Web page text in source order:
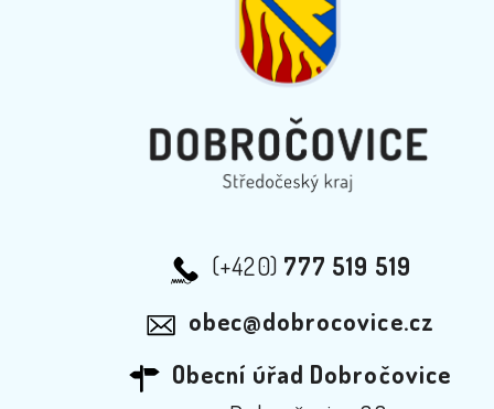
(+420) 777 519 519
obec@dobrocovice.cz
Obecní úřad Dobročovice